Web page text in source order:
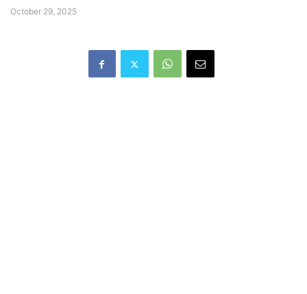
October 29, 2025